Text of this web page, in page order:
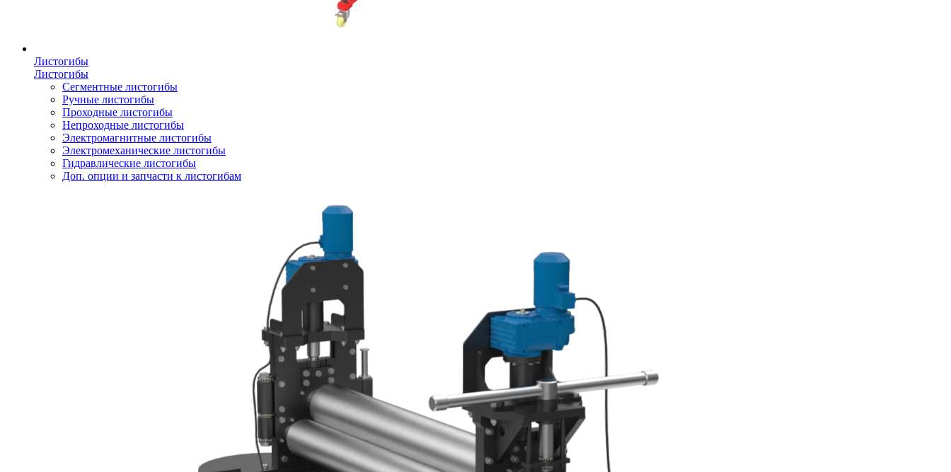
Листогибы
Листогибы
Сегментные листогибы
Ручные листогибы
Проходные листогибы
Непроходные листогибы
Электромагнитные листогибы
Электромеханические листогибы
Гидравлические листогибы
Доп. опции и запчасти к листогибам